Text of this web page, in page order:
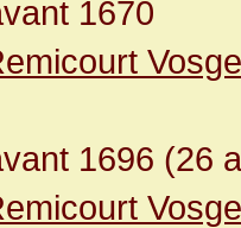
1670
1696 (26